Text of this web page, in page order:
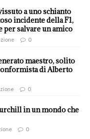
a uno schianto
incidente della F1,
per salvare un amico
0
maestro, solito
di Alberto
0
in un mondo che
0